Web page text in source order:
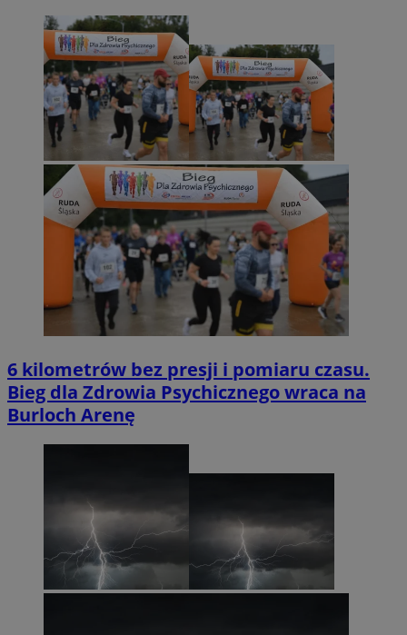
6 kilometrów bez presji i pomiaru czasu.
Bieg dla Zdrowia Psychicznego wraca na
Burloch Arenę